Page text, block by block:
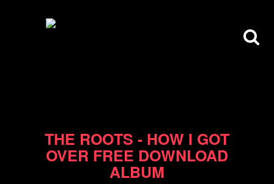
THE ROOTS - HOW I GOT
OVER FREE DOWNLOAD
ALBUM